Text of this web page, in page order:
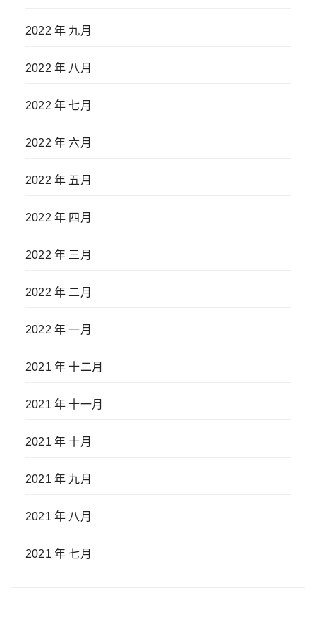
2022 年 九月
2022 年 八月
2022 年 七月
2022 年 六月
2022 年 五月
2022 年 四月
2022 年 三月
2022 年 二月
2022 年 一月
2021 年 十二月
2021 年 十一月
2021 年 十月
2021 年 九月
2021 年 八月
2021 年 七月